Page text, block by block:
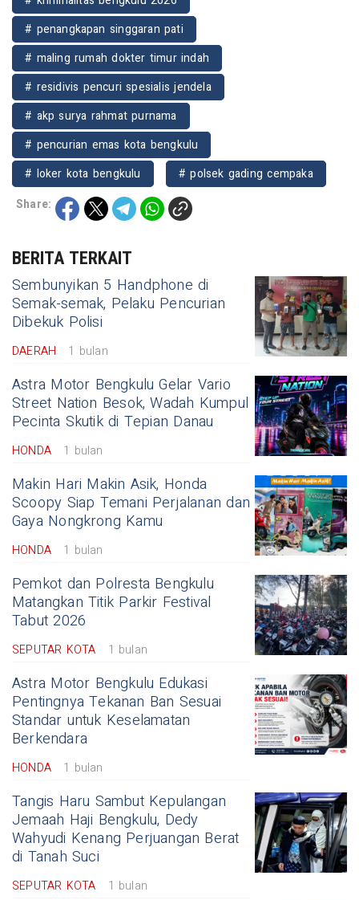
# penangkapan singgaran pati
# maling rumah dokter timur indah
# residivis pencuri spesialis jendela
# akp surya rahmat purnama
# pencurian emas kota bengkulu
# loker kota bengkulu
# polsek gading cempaka
Share:
BERITA TERKAIT
Sembunyikan 5 Handphone di
Semak-semak, Pelaku Pencurian
Dibekuk Polisi
DAERAH 1 bulan
Astra Motor Bengkulu Gelar Vario
Street Nation Besok, Wadah Kumpul
Pecinta Skutik di Tepian Danau
HONDA 1 bulan
Makin Hari Makin Asik, Honda
Scoopy Siap Temani Perjalanan dan
Gaya Nongkrong Kamu
HONDA 1 bulan
Pemkot dan Polresta Bengkulu
Matangkan Titik Parkir Festival
Tabut 2026
SEPUTAR KOTA 1 bulan
Astra Motor Bengkulu Edukasi
Pentingnya Tekanan Ban Sesuai
Standar untuk Keselamatan
Berkendara
HONDA 1 bulan
Tangis Haru Sambut Kepulangan
Jemaah Haji Bengkulu, Dedy
Wahyudi Kenang Perjuangan Berat
di Tanah Suci
SEPUTAR KOTA 1 bulan